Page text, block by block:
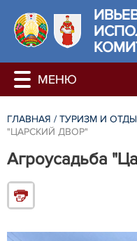
ГЛАВНАЯ / ТУРИЗМ И
"ЦАРСКИЙ ДВОР"
Агроусадьба